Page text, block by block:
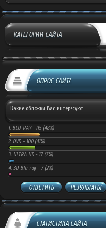
КАТЕГОРИИ САЙТА
ОПРОС САЙТА
Какие обложки Вас интересуют
1. BLU-RAY - 115 (48%)
2. DVD - 100 (41%)
3. ULTRA HD - 17 (7%)
4. 3D Blu-ray - 7 (2%)
ОТВЕТИТЬ РЕЗУЛЬТАТЫ
СТАТИСТИКА САЙТА